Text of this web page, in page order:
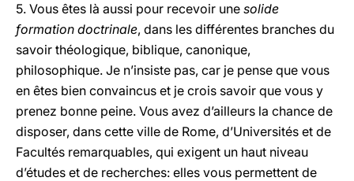
5. Vous êtes là aussi pour recevoir une solide
formation doctrinale, dans les différentes branches du
savoir théologique, biblique, canonique,
philosophique. Je n’insiste pas, car je pense que vous
en êtes bien convaincus et je crois savoir que vous y
prenez bonne peine. Vous avez d’ailleurs la chance de
disposer, dans cette ville de Rome, d’Universités et de
Facultés remarquables, qui exigent un haut niveau
d’études et de recherches: elles vous permettent de